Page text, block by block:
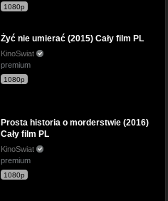
1080p
Żyć nie umierać (2015) Cały film PL
KinoSwiat
premium
1080p
Prosta historia o morderstwie (2016)
Cały film PL
KinoSwiat
premium
1080p